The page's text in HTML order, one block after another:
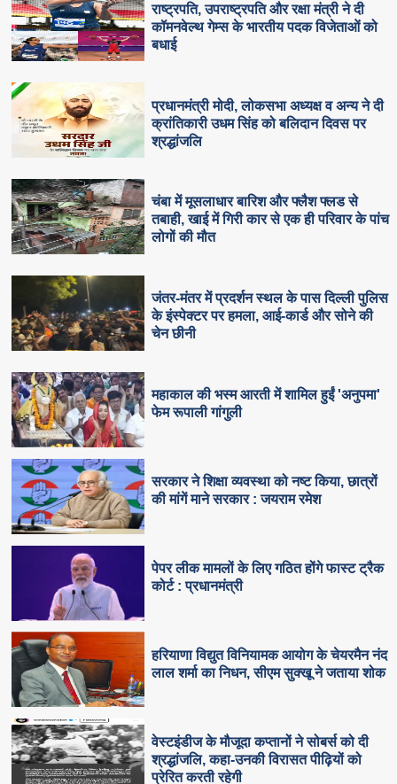
राष्ट्रपति, उपराष्ट्रपति और रक्षा मंत्री ने दी
कॉमनवेल्थ गेम्स के भारतीय पदक विजेताओं को
बधाई
प्रधानमंत्री मोदी, लोकसभा अध्यक्ष व अन्य ने दी
क्रांतिकारी उधम सिंह को बलिदान दिवस पर
श्रद्धांजलि
चंबा में मूसलाधार बारिश और फ्लैश फ्लड से
तबाही, खाई में गिरी कार से एक ही परिवार के पांच
लोगों की मौत
जंतर-मंतर में प्रदर्शन स्थल के पास दिल्ली पुलिस
के इंस्पेक्टर पर हमला, आई-कार्ड और सोने की
चेन छीनी
महाकाल की भस्म आरती में शामिल हुईं 'अनुपमा'
फेम रूपाली गांगुली
सरकार ने शिक्षा व्यवस्था को नष्ट किया, छात्रों
की मांगें माने सरकार : जयराम रमेश
पेपर लीक मामलों के लिए गठित होंगे फास्ट ट्रैक
कोर्ट : प्रधानमंत्री
हरियाणा विद्युत विनियामक आयोग के चेयरमैन नंद
लाल शर्मा का निधन, सीएम सुक्‍खू ने जताया शोक
वेस्टइंडीज के मौजूदा कप्तानों ने सोबर्स को दी
श्रद्धांजलि, कहा-उनकी विरासत पीढ़ियों को
प्रेरित करती रहेगी